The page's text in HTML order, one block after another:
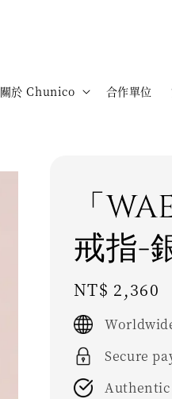
關於 Chunico 合作單位
「
戒指-
Regular
price
NT$ 2,360
Secure